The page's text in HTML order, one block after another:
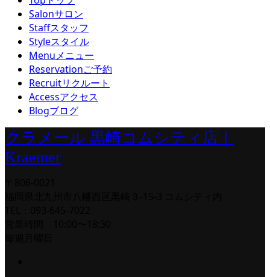
Salonサロン
Staffスタッフ
Styleスタイル
Menuメニュー
Reservationご予約
Recruitリクルート
Accessアクセス
Blogブログ
クラメール 黒崎コムシティ店｜
Kraemer